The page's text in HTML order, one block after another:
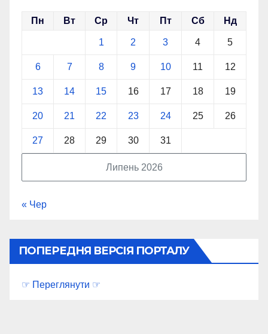
Липень 2026
Пн Вт Ср Чт Пт Сб Нд
1 2 3 4 5
6 7 8 9 10 11 12
13 14 15 16 17 18 19
20 21 22 23 24 25 26
27 28 29 30 31
« Чер
ПОПЕРЕДНЯ ВЕРСІЯ ПОРТАЛУ
☞ Переглянути ☞